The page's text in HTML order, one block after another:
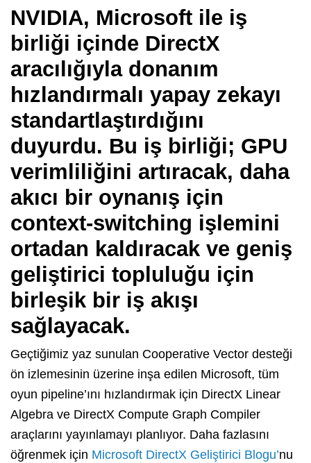
NVIDIA, Microsoft ile iş
birliği içinde DirectX
aracılığıyla donanım
hızlandırmalı yapay zekayı
standartlaştırdığını
duyurdu. Bu iş birliği; GPU
verimliliğini artıracak, daha
akıcı bir oynanış için
context-switching işlemini
ortadan kaldıracak ve geniş
geliştirici topluluğu için
birleşik bir iş akışı
sağlayacak.
Geçtiğimiz yaz sunulan Cooperative Vector desteği
ön izlemesinin üzerine inşa edilen Microsoft, tüm
oyun pipeline’ını hızlandırmak için DirectX Linear
Algebra ve DirectX Compute Graph Compiler
araçlarını yayınlamayı planlıyor. Daha fazlasını
öğrenmek için Microsoft DirectX Geliştirici Blogu’nu